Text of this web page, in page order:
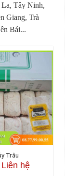
La, Tây Ninh,
Giang, Trà
Bái...
Trâu
hệ